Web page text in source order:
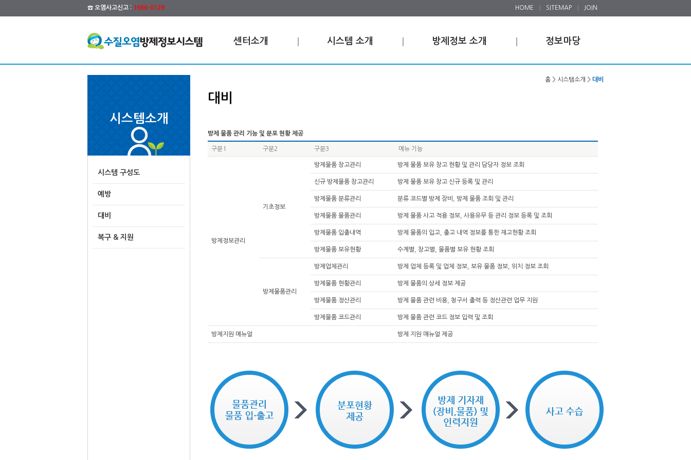
☎ 오염사고신고 : 1666-0128 HOME SITEMAP JOIN
센터소개 시스템 소개 방제정보 소개 정보마당
시스템소개
시스템 구성도
예방
대비
복구 & 지원
홈 > 시스템소개 > 대비
대비
방제 물품 관리 기능 및 분포 현황 제공
구분1 구분2 구분3 메뉴 기능
방제정보관리
기초정보
방제물품 창고관리 방제 물품 보유 창고 현황 및 관리 담당자 정보 조회
신규 방제물품 창고관리 방제 물품 보유 창고 신규 등록 및 관리
방제물품 분류관리 분류 코드별 방제 장비, 방제 물품 조회 및 관리
방제물품 물품관리 방제 물품 사고 적용 정보, 사용유무 등 관리 정보 등록 및 조회
방제물품 입출내역 방제 물품의 입고, 출고 내역 정보를 통한 재고현황 조회
방제물품 보유현황 수계별, 창고별, 물품별 보유 현황 조회
방제물품관리
방제업체관리 방제 업체 등록 및 업체 정보, 보유 물품 정보, 위치 정보 조회
방제물품 현황관리 방제 물품의 상세 정보 제공
방제물품 정산관리 방제 물품 관련 비용, 청구서 출력 등 정산관련 업무 지원
방제물품 코드관리 방제 물품 관련 코드 정보 입력 및 조회
방제지원 메뉴얼 방제 지원 매뉴얼 제공